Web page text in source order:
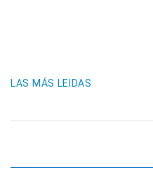
LAS MÁS LEIDAS